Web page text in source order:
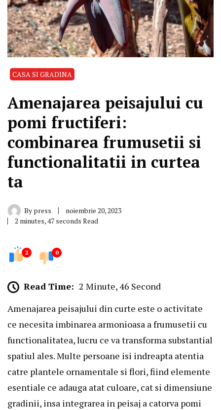
CASA SI GRADINA
Amenajarea peisajului cu
pomi fructiferi:
combinarea frumusetii si
functionalitatii in curtea
ta
By press
noiembrie 20, 2023
2 minutes, 47 seconds Read
2 0
Read Time: 2 Minute, 46 Second
Amenajarea peisajului din curte este o activitate
ce necesita imbinarea armonioasa a frumusetii cu
functionalitatea, lucru ce va transforma substantial
spatiul ales. Multe persoane isi indreapta atentia
catre plantele ornamentale si flori, fiind elemente
esentiale ce adauga atat culoare, cat si dimensiune
gradinii, insa integrarea in peisaj a catorva pomi